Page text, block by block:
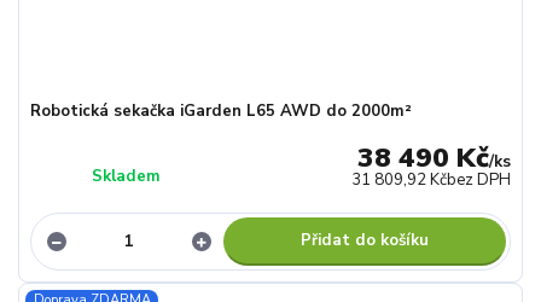
Robotická sekačka iGarden L65 AWD do 2000m²
38 490 Kč/ks
31 809,92 Kčbez DPH
Skladem
Přidat do košíku